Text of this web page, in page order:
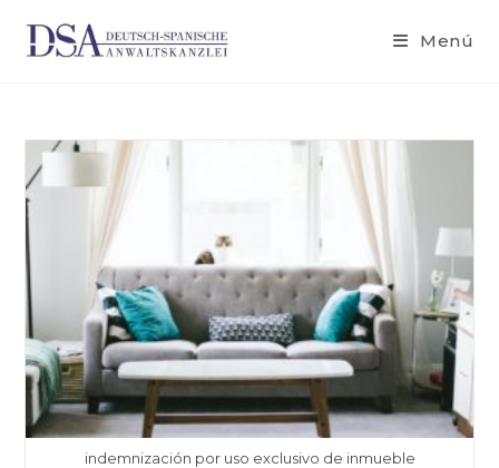
Menú
indemnización por uso exclusivo de inmueble